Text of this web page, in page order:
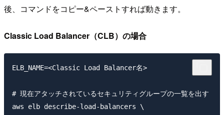
後、コマンドをコピー&ペーストすれば動きます。
Classic Load Balancer（CLB）の場合
ELB_NAME=<Classic Load Balancer名>
# 現在アタッチされているセキュリティグループの一覧を出す
aws elb describe-load-balancers \